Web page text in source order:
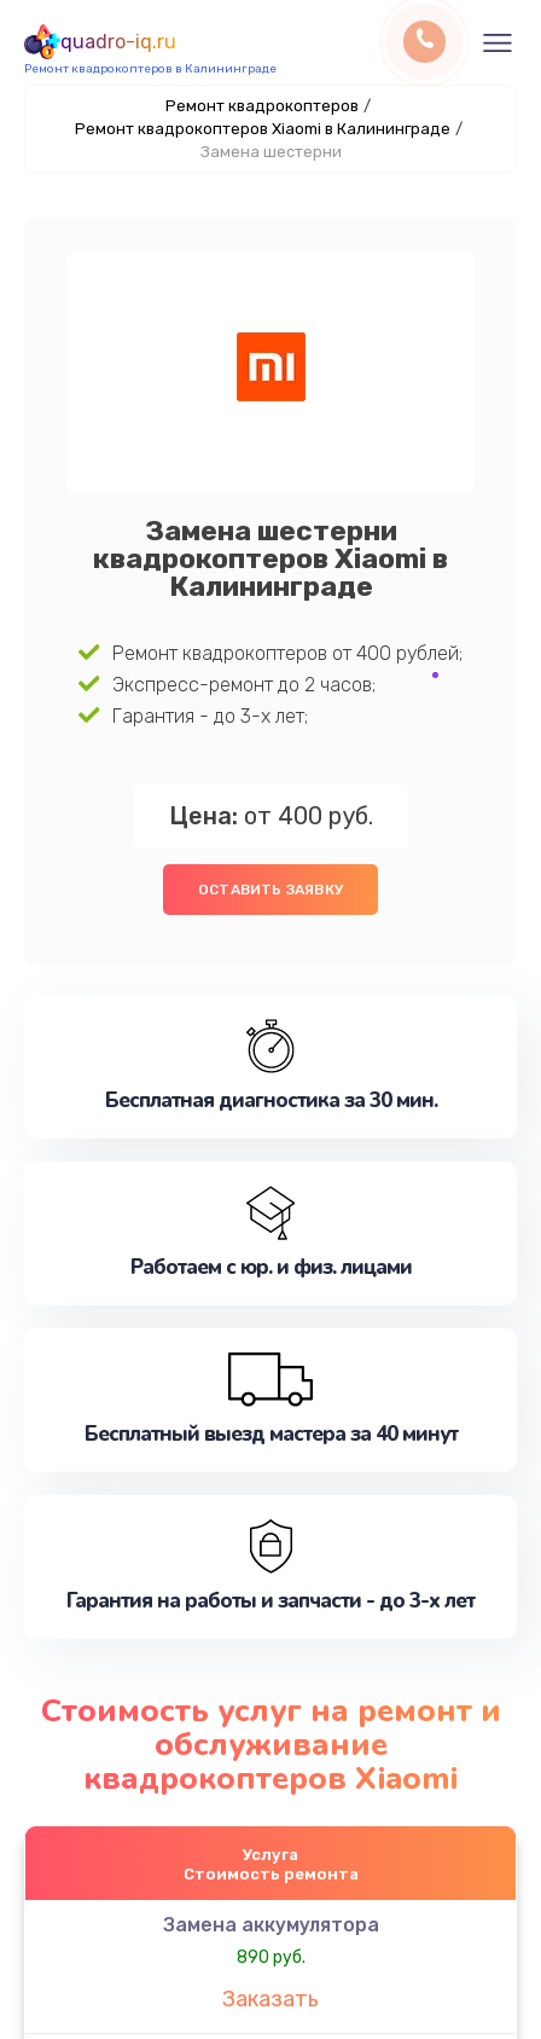
quadro-iq.ru
Ремонт квадрокоптеров в Калининграде
Ремонт квадрокоптеров /
Ремонт квадрокоптеров Xiaomi в Калининграде /
Замена шестерни
Замена шестерни
квадрокоптеров Xiaomi в
Калининграде
Ремонт квадрокоптеров от 400 рублей;
Экспресс-ремонт до 2 часов;
Гарантия - до 3-х лет;
Цена: от 400 руб.
ОСТАВИТЬ ЗАЯВКУ
Бесплатная диагностика за 30 мин.
Работаем с юр. и физ. лицами
Бесплатный выезд мастера за 40 минут
Гарантия на работы и запчасти - до 3-х лет
Стоимость услуг на ремонт и
обслуживание
квадрокоптеров Xiaomi
Услуга
Стоимость ремонта
Замена аккумулятора
890 руб.
Заказать